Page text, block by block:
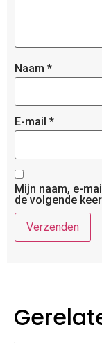
Naam *
E-mail *
Mijn naam, e-
de volgende